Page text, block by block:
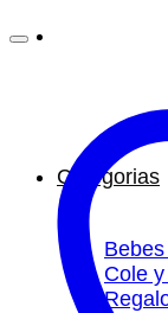
Categorias
Cole